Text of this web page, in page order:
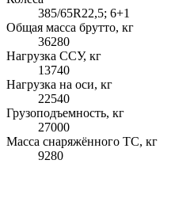
385/65R22,5; 6+1
Общая масса брутто, кг
36280
Нагрузка ССУ, кг
13740
Нагрузка на оси, кг
22540
Грузоподъемность, кг
27000
Масса снаряжённого ТС, кг
9280